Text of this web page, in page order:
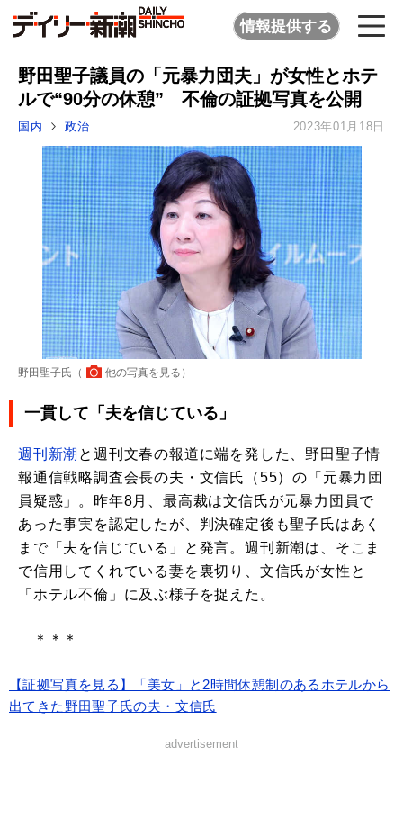
情報提供する
野田聖子議員の「元暴力団夫」が女性とホテ
ルで“90分の休憩” 不倫の証拠写真を公開
国内 政治 2023年01月18日
野田聖子氏（ 他の写真を見る ）
一貫して「夫を信じている」
週刊新潮 と週刊文春の報道に端を発した、野田聖子情
報通信戦略調査会長の夫・文信氏（55）の「元暴力団
員疑惑」。昨年8月、最高裁は文信氏が元暴力団員で
あった事実を認定したが、判決確定後も聖子氏はあく
まで「夫を信じている」と発言。週刊新潮は、そこま
で信用してくれている妻を裏切り、文信氏が女性と
「ホテル不倫」に及ぶ様子を捉えた。
＊＊＊
【証拠写真を見る】「美女」と2時間休憩制のあるホテルから
出てきた野田聖子氏の夫・文信氏
advertisement